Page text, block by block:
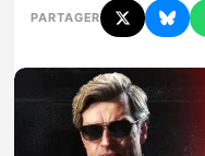
Rumeurs
Nintendo Direct
Tests et previews
PARTAGER